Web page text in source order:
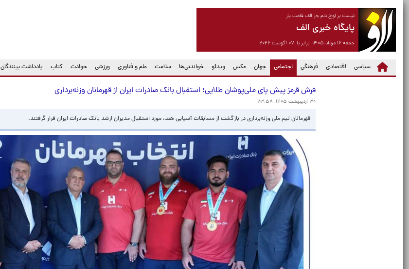
نیست بر لوح دلم جز الف قامت یار
پایگاه خبری الف
جمعه ۱۶ مرداد ۱۴۰۵ برابر با ۰۷ آگوست ۲۰۲۶
سیاسی اقتصادی فرهنگی اجتماعی
(current) جهان عکس ویدئو خواندنی‌ها سلامت علم و فناوری ورزشی حوادث کتاب یادداشت بینندگان
فرش قرمز پیش پای ملی‌پوشان طلایی؛ استقبال بانک صادرات ایران از قهرمانان وزنه‌برداری
۳۰ اردیبهشت ۱۴۰۵، ۲۳:۵۸
​قهرمانان تیم ملی وزنه‌برداری در بازگشت از مسابقات آسیایی هند، مورد استقبال مدیران ارشد بانک صادرات ایران قرار گرفتند.